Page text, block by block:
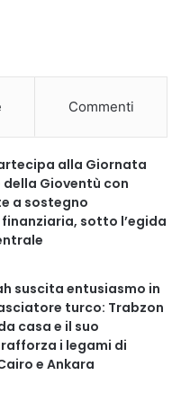
Con una capacità
terza generazione più
firmati l’11 dicembre
è responsabile di:
tutti i 60 anni di vita
nella gestione
Commenti
alla Giornata
Gioventù con
a sostegno
finanziaria, sotto l’egida
suscita entusiasmo in
turco: Trabzon
casa e il suo
i legami di
e Ankara